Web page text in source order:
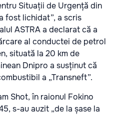
Situații de Urgență din
fost lichidat”, a scris
ASTRA a declarat că a
al conductei de petrol
situată la 20 km de
Dnipro a susținut că
a „Transneft”.
Shot, în raionul Fokino
s-au auzit „de la șase la